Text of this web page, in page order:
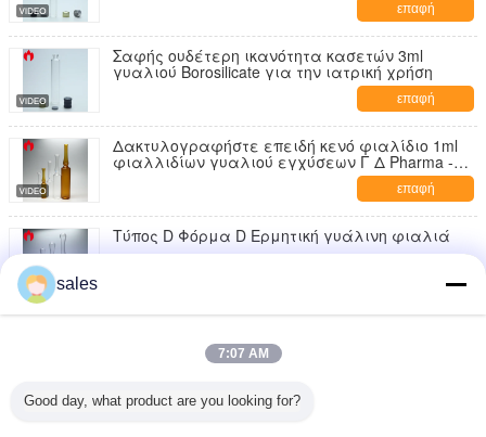
επαφή
Σαφής ουδέτερη ικανότητα κασετών 3ml
γυαλιού Borosilicate για την ιατρική χρήση
επαφή
Δακτυλογραφήστε επειδή κενό φιαλίδιο 1ml
φιαλλιδίων γυαλιού εγχύσεων Γ Δ Pharma -
επαφή
Τύπος D Φόρμα D Ερμητική γυάλινη φιαλιά
φιαλλίδιο γυαλιού εγχύσεων 1ml
1ml καθαρίστε το καλλυντικό πλαστικό
sales
7:07 AM
Good day, what product are you looking for?